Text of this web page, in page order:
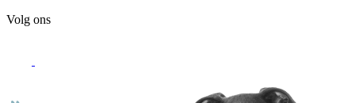
Volg ons